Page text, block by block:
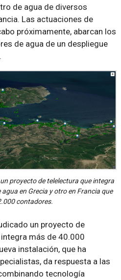
de agua de diversos
Las actuaciones de
próximamente, abarcan los
de agua de un despliegue
proyecto de telelectura que integra
en Grecia y otro en Francia que
contadores.
un proyecto de
más de 40.000
instalación, que ha
da respuesta a las
tecnología